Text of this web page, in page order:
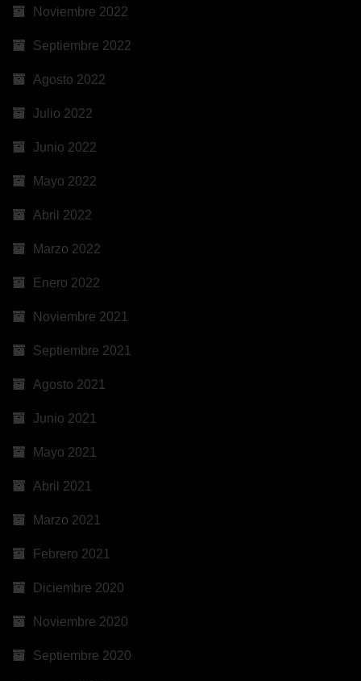
Noviembre 2022
Septiembre 2022
Agosto 2022
Julio 2022
Junio 2022
Mayo 2022
Abril 2022
Marzo 2022
Enero 2022
Noviembre 2021
Septiembre 2021
Agosto 2021
Junio 2021
Mayo 2021
Abril 2021
Marzo 2021
Febrero 2021
Diciembre 2020
Noviembre 2020
Septiembre 2020